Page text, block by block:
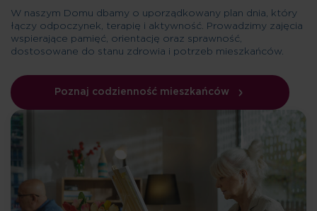
W naszym Domu dbamy o uporządkowany plan dnia, który
łączy odpoczynek, terapię i aktywność. Prowadzimy zajęcia
wspierające pamięć, orientację oraz sprawność,
dostosowane do stanu zdrowia i potrzeb mieszkańców.
Poznaj codzienność mieszkańców